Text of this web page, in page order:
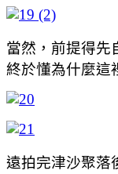
當然，前提得先
終於懂為什麼這
遠拍完津沙聚落